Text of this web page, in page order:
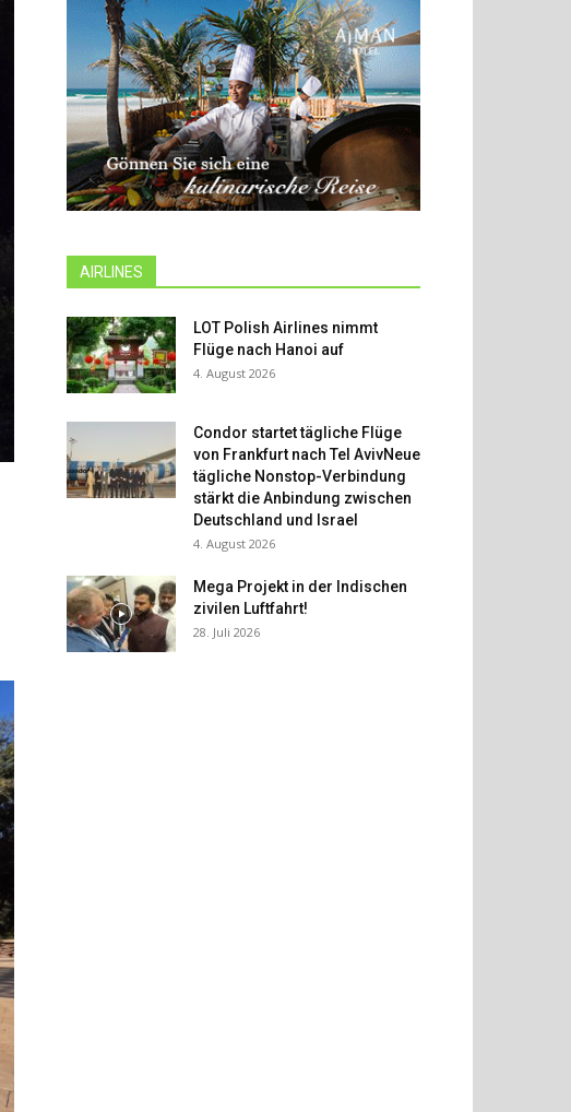
AIRLINES
LOT Polish Airlines nimmt
Flüge nach Hanoi auf
4. August 2026
Condor startet tägliche Flüge
von Frankfurt nach Tel AvivNeue
tägliche Nonstop-Verbindung
stärkt die Anbindung zwischen
Deutschland und Israel
4. August 2026
Mega Projekt in der Indischen
zivilen Luftfahrt!
28. Juli 2026